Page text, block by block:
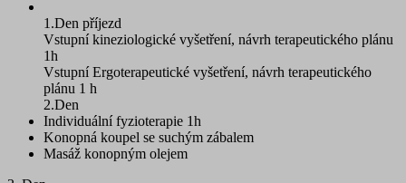
1.Den příjezd
Vstupní kineziologické vyšetření, návrh terapeutického plánu
1h
Vstupní Ergoterapeutické vyšetření, návrh terapeutického
plánu 1 h
2.Den
Individuální fyzioterapie 1h
Konopná koupel se suchým zábalem
Masáž konopným olejem